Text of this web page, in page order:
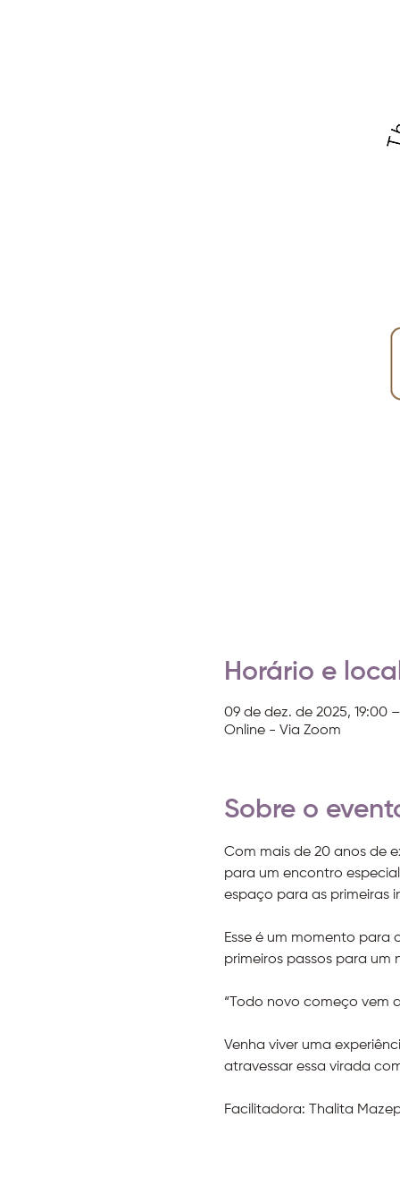
Horário e
09 de dez. de 2025, 19:00
Online - Via Zoom
Sobre o
Com mais de 20 anos de
para um encontro
espaço para as primeiras
Esse é um momento
primeiros passos para um
“Todo novo começo vem
Venha viver uma
atravessar essa virada
Facilitadora: Thalita